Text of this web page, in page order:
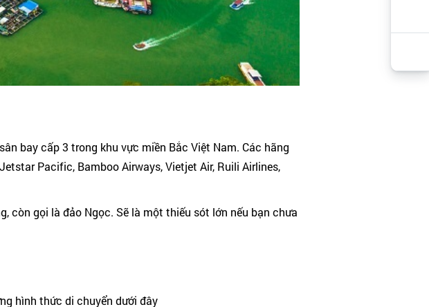
bay cấp 3 trong khu vực miền Bắc Việt Nam. Các hãng
Pacific, Bamboo Airways, Vietjet Air, Ruili Airlines,
còn gọi là đảo Ngọc. Sẽ là một thiếu sót lớn nếu bạn chưa
hình thức di chuyển dưới đây